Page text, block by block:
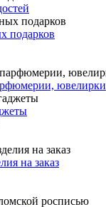
подарков
ювелирки
на заказ